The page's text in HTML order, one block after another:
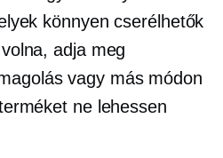
könnyen cserélhetők
adja meg
vagy más módon
ne lehessen